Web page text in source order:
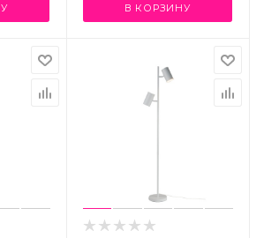
В КОРЗИНУ